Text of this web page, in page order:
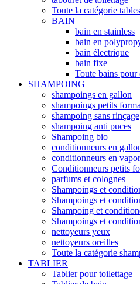
Toute la catégorie tables
BAIN
bain en stainless
bain en
bain électrique
bain fixe
Toute bains pour
SHAMPOING
shampoings en gallon
shampoings petits
shampoing sans rinçage
shampoing anti puces
Shampoing bio
conditionneurs en
conditionneurs en
Conditionneurs petits
parfums et colognes
Shampoings et
Shampoings et
Shampoing et
Shampoings et
nettoyeurs yeux
nettoyeurs oreilles
Toute la catégorie
TABLIER
Tablier pour toilettage